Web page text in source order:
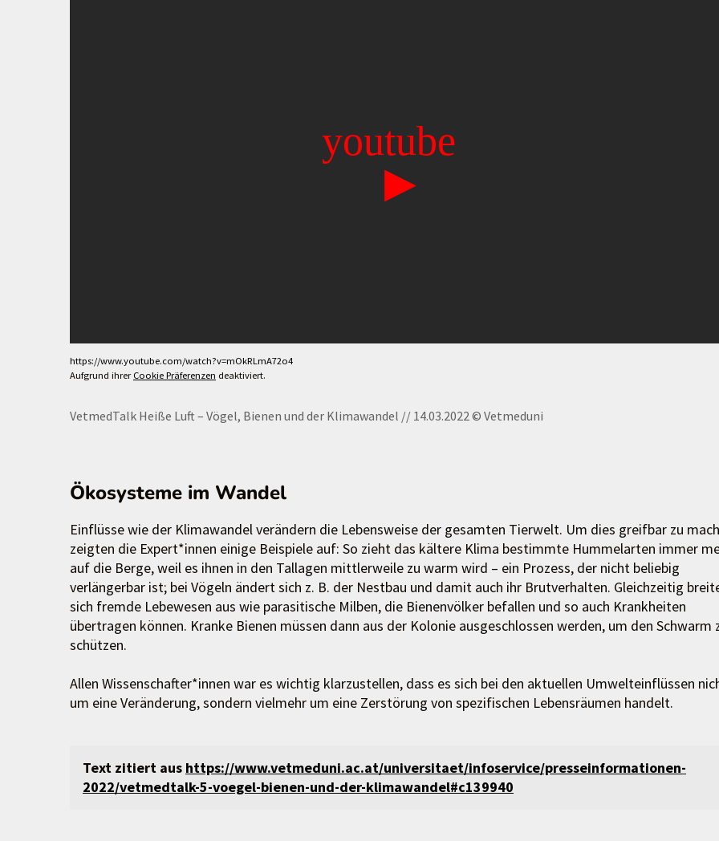
https://www.youtube.com/watch?v=mOkRLmA72o4
Aufgrund ihrer Cookie Präferenzen deaktiviert.
VetmedTalk Heiße Luft – Vögel, Bienen und der Klimawandel // 14.03.2022© Vetmeduni
Ökosysteme im Wandel
Einflüsse wie der Klimawandel verändern die Lebensweise der gesamten Tierwelt. Um dies greifbar zu
zeigten die Expert*innen einige Beispiele auf: So zieht das kältere Klima bestimmte Hummelarten immer
auf die Berge, weil es ihnen in den Tallagen mittlerweile zu warm wird – ein Prozess, der nicht beliebig
verlängerbar ist; bei Vögeln ändert sich z. B. der Nestbau und damit auch ihr Brutverhalten. Gleichzeitig
sich fremde Lebewesen aus wie parasitische Milben, die Bienenvölker befallen und so auch Krankheiten
übertragen können. Kranke Bienen müssen dann aus der Kolonie ausgeschlossen werden, um den Schwarm
schützen.
Allen Wissenschafter*innen war es wichtig klarzustellen, dass es sich bei den aktuellen Umwelteinflüssen
um eine Veränderung, sondern vielmehr um eine Zerstörung von spezifischen Lebensräumen handelt.
Text zitiert aus https://www.vetmeduni.ac.at/universitaet/infoservice/presseinformationen-
2022/vetmedtalk-5-voegel-bienen-und-der-klimawandel#c139940